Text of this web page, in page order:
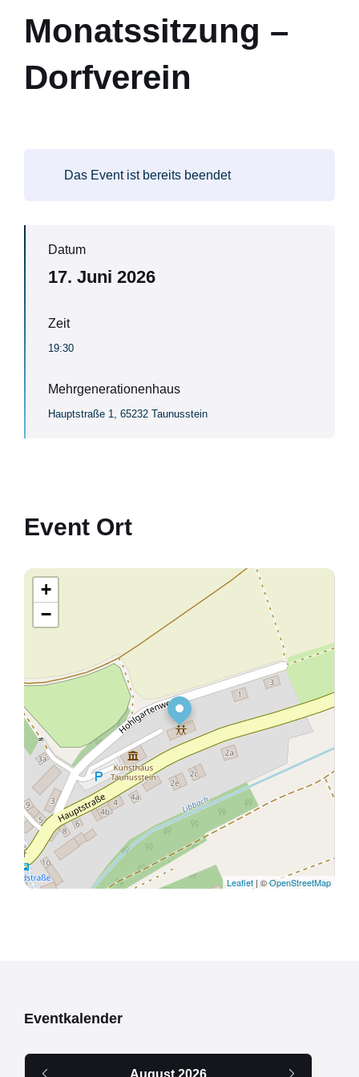
Monatssitzung –
Dorfverein
Das Event ist bereits beendet
Datum
17. Juni 2026
Zeit
19:30
Mehrgenerationenhaus
Hauptstraße 1, 65232 Taunusstein
Event Ort
+
−
Leaflet | ©OpenStreetMap
Eventkalender
August 2026